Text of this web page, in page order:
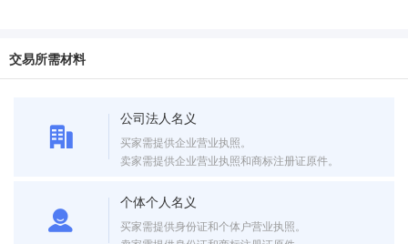
交易所需材料
公司法人名义
买家需提供企业营业执照。
卖家需提供企业营业执照和商标注册证原件。
个体个人名义
买家需提供身份证和个体户营业执照。